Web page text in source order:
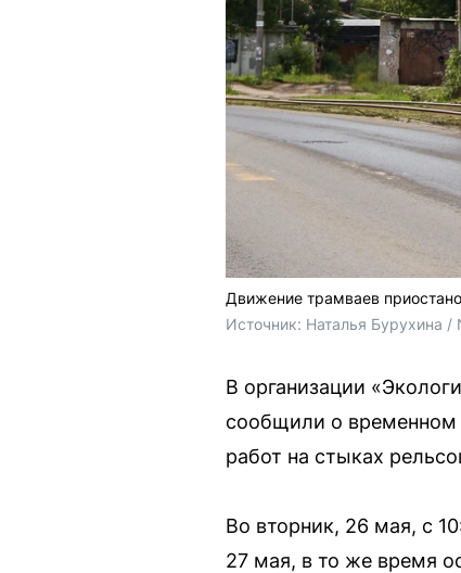
Движение трамваев
Источник: Наталья Бурухина /
В организации
сообщили о
работ на стыках
Во вторник, 26 мая, с
27 мая, в то же время